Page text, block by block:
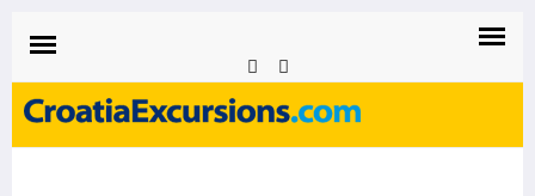
CROATIAEXCURSIONS.COM
Island of Krk Blog